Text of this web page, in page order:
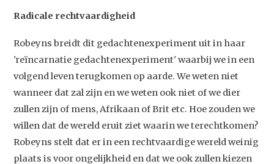
Radicale rechtvaardigheid
Robeyns breidt dit gedachtenexperiment uit in haar
'reïncarnatie gedachtenexperiment' waarbij we in een
volgend leven terugkomen op aarde. We weten niet
wanneer dat zal zijn en we weten ook niet of we dier
zullen zijn of mens, Afrikaan of Brit etc. Hoe zouden we
willen dat de wereld eruit ziet waarin we terechtkomen?
Robeyns stelt dat er in een rechtvaardige wereld weinig
plaats is voor ongelijkheid en dat we ook zullen kiezen